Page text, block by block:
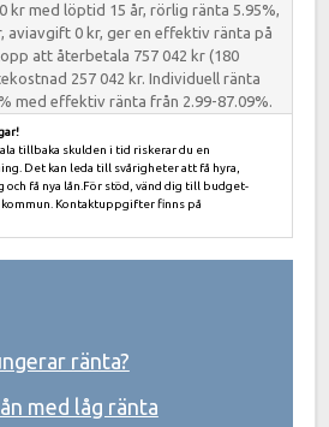
kr med löptid 15 år, rörlig ränta 5.95%,
aviavgift 0 kr, ger en effektiv ränta på
att återbetala 757 042 kr (180
257 042 kr. Individuell ränta
med effektiv ränta från 2.99-87.09%.
tillbaka skulden i tid riskerar du en
Det kan leda till svårigheter att få hyra,
och få nya lån.För stöd, vänd dig till budget-
Kontaktuppgifter finns på
ränta?
med låg ränta